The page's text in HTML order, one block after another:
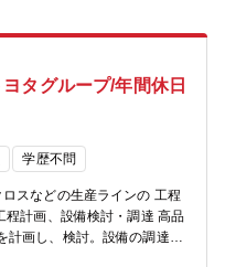
タグループ/年間休日
学歴不問
スなどの生産ラインの 工程
計画、設備検討・調達 高品
計画し、検討。設備の調達を